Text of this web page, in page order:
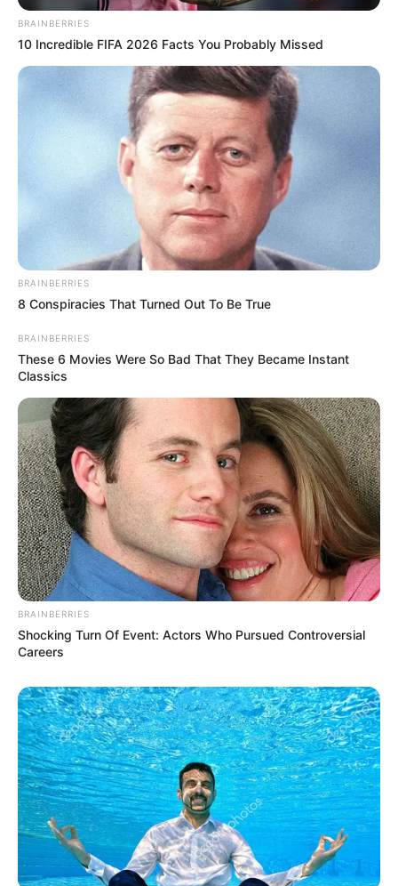
BRAINBERRIES
10 Incredible FIFA 2026 Facts You Probably Missed
BRAINBERRIES
8 Conspiracies That Turned Out To Be True
BRAINBERRIES
These 6 Movies Were So Bad That They Became Instant
Classics
BRAINBERRIES
Shocking Turn Of Event: Actors Who Pursued Controversial
Careers